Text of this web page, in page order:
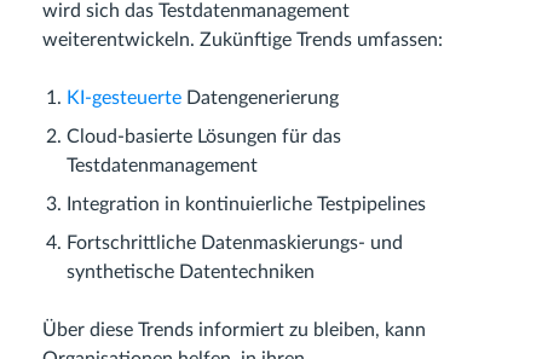
wird sich das Testdatenmanagement
weiterentwickeln. Zukünftige Trends umfassen:
KI-gesteuerte Datengenerierung
Cloud-basierte Lösungen für das
Testdatenmanagement
Integration in kontinuierliche Testpipelines
Fortschrittliche Datenmaskierungs- und
synthetische Datentechniken
Über diese Trends informiert zu bleiben, kann